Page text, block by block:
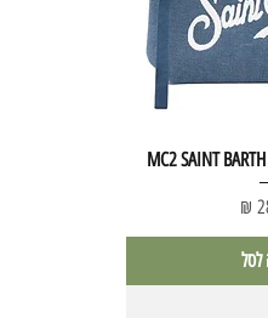
MC2 SAINT
לסל